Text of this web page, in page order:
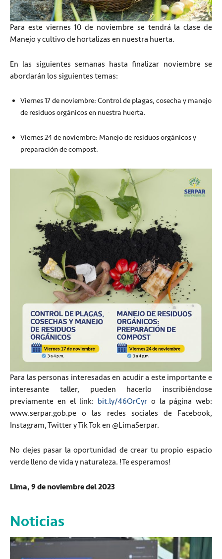
Para este viernes 10 de noviembre se tendrá la clase de
Manejo y cultivo de hortalizas en nuestra huerta.
En las siguientes semanas hasta finalizar noviembre se
abordarán los siguientes temas:
Viernes 17 de noviembre: Control de plagas, cosecha y manejo
de residuos orgánicos en nuestra huerta.
Viernes 24 de noviembre: Manejo de residuos orgánicos y
preparación de compost.
Para las personas interesadas en acudir a este importante e
interesante taller, pueden hacerlo inscribiéndose
previamente en el link: bit.ly/46OrCyr o la página web:
www.serpar.gob.pe o las redes sociales de Facebook,
Instagram, Twitter y Tik Tok en @LimaSerpar.
No dejes pasar la oportunidad de crear tu propio espacio
verde lleno de vida y naturaleza. !Te esperamos!
Lima, 9 de noviembre del 2023
Noticias